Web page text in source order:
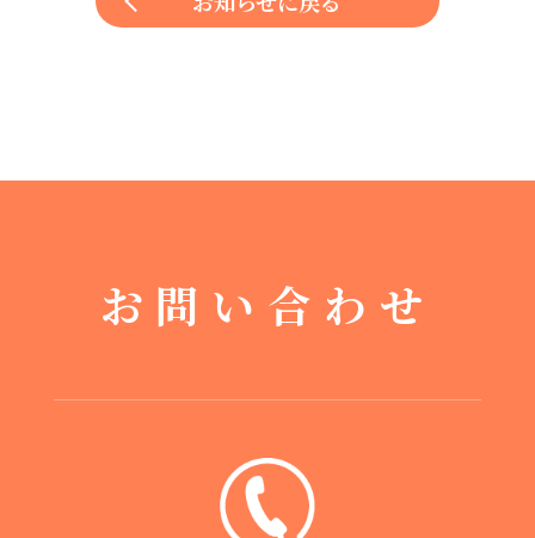
お問い合わせ